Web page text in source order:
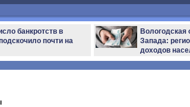
банкротств в
почти на
Вологодская
Запада:
доходов